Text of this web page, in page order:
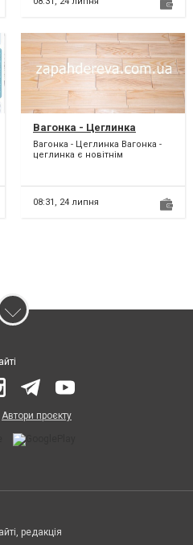
Вагонка - Цеглинка
Вагонка - Цеглинка Вагонка -
цеглинка є новітнім
08:31, 24 липня
Автори проєкту
редакція